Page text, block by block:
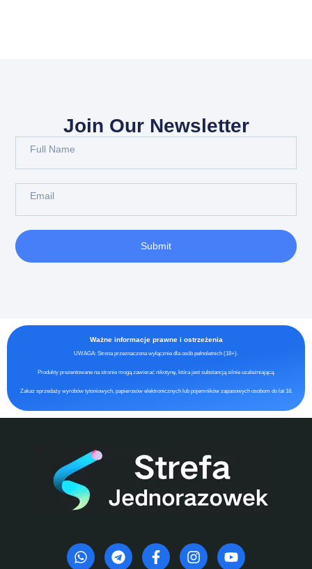
Join Our Newsletter
Submit
Ważne informacje prawne i ostrzeżenia
UWAGA: Strona przeznaczona wyłącznie dla osób pełnoletnich (18+).
Produkty prezentowane na stronie mogą zawierać nikotynę, która jest substancją silnie uzależniającą.
Zakaz sprzedaży wyrobów tytoniowych, papierosów elektronicznych lub pojemników zapasowych osobom do lat 18.